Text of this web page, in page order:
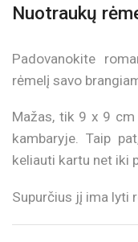
Nuotraukų
Padovanokite
rėmelį savo
Mažas, tik 9 x 9
kambaryje. Taip
keliauti kartu net iki
Supurčius jį ima lyti